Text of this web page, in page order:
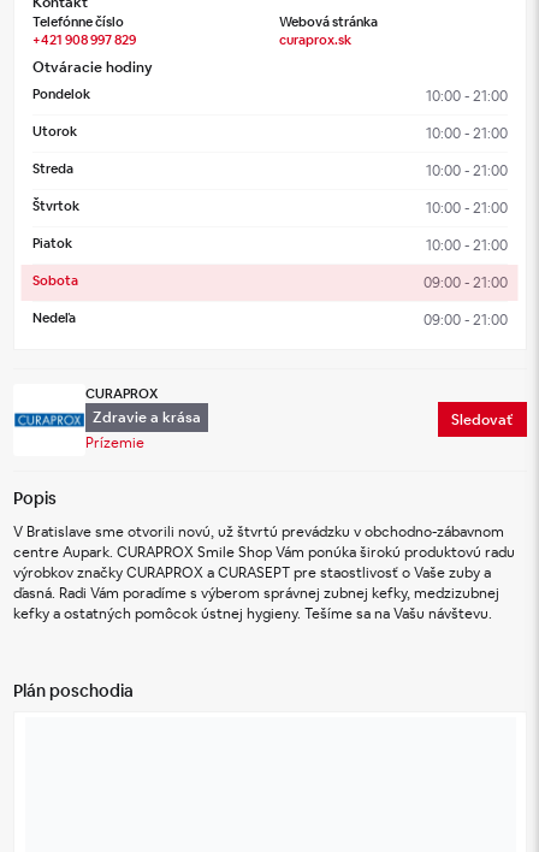
CURAPROX
Zdravie a krása
Prízemie
Sledovať
Popis
V Bratislave sme otvorili novú, už štvrtú prevádzku v obchodno-zábavnom
centre Aupark. CURAPROX Smile Shop Vám ponúka širokú produktovú radu
výrobkov značky CURAPROX a CURASEPT pre staostlivosť o Vaše zuby a
ďasná. Radi Vám poradíme s výberom správnej zubnej kefky, medzizubnej
kefky a ostatných pomôcok ústnej hygieny. Tešíme sa na Vašu návštevu.
Telefónne číslo
+421 908 997 829
Webová stránka
curaprox.sk
Otváracie hodiny
Pondelok 10:00 - 21:00
Utorok 10:00 - 21:00
Streda 10:00 - 21:00
Štvrtok 10:00 - 21:00
Piatok 10:00 - 21:00
Sobota 09:00 - 21:00
Nedeľa 09:00 - 21:00
Plán poschodia